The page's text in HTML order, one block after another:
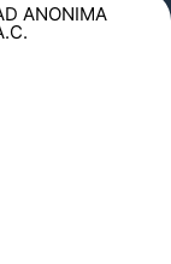
ANONIMA